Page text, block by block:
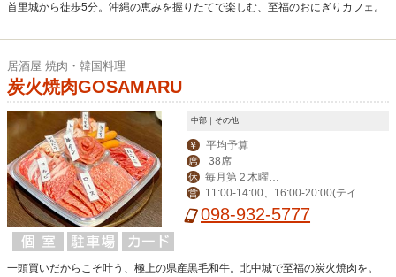
首里城から徒歩5分。沖縄の恵みを握りたてで楽しむ、至福のおにぎりカフェ。
居酒屋 焼肉・韓国料理
炭火焼肉GOSAMARU
中部｜その他
￥ 平均予算
席 38席
休
毎月第２木曜※
現在は休まず営業し
ております
営
11:00-14:00、16:00-20:00(テイク
アウト)
098-932-5777
一頭買いだからこそ叶う、極上の県産黒毛和牛。北中城で至福の炭火焼肉を。